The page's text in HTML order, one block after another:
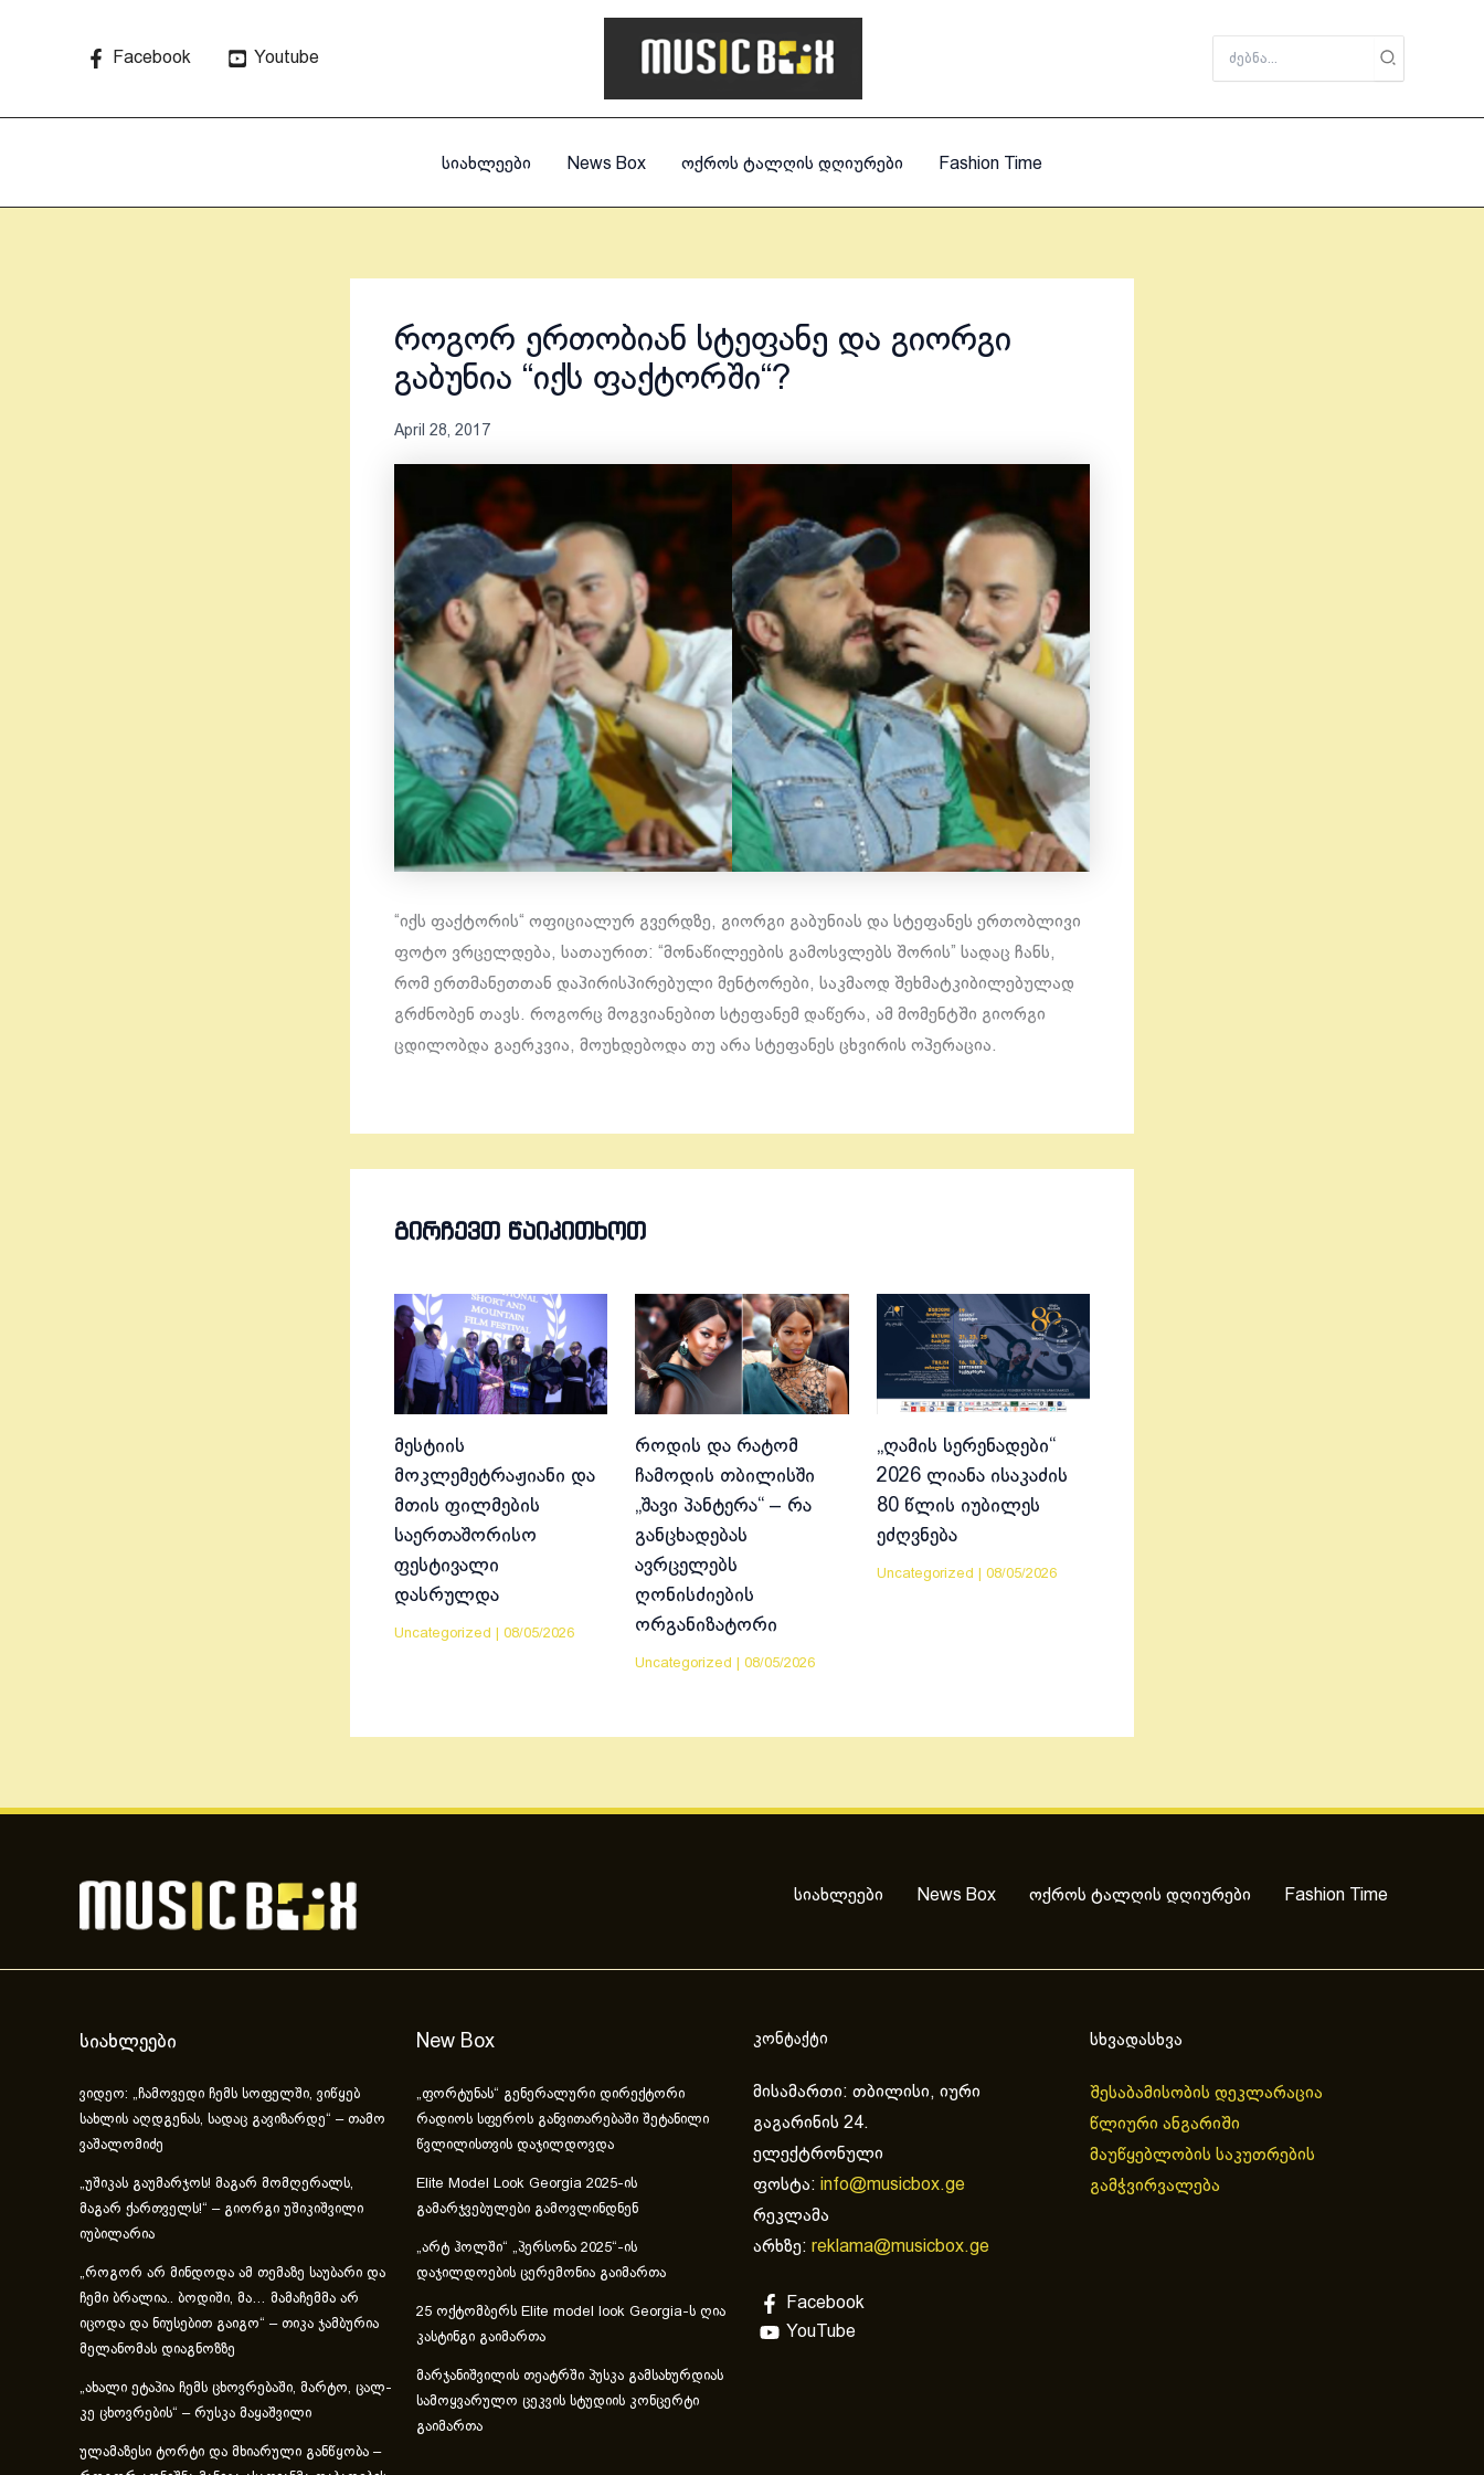
Facebook Youtube
for:
სიახლეები News Box ოქროს ტალღის დღიურები Fashion Time
როგორ ერთობიან სტეფანე და გიორგი
გაბუნია “იქს ფაქტორში“?
April 28, 2017
“იქს ფაქტორის“ ოფიციალურ გვერდზე, გიორგი გაბუნიას და სტეფანეს ერთობლივი
ფოტო ვრცელდება, სათაურით: “მონაწილეების გამოსვლებს შორის” სადაც ჩანს,
რომ ერთმანეთთან დაპირისპირებული მენტორები, საკმაოდ შეხმატკიბილებულად
გრძნობენ თავს. როგორც მოგვიანებით სტეფანემ დაწერა, ამ მომენტში გიორგი
ცდილობდა გაერკვია, მოუხდებოდა თუ არა სტეფანეს ცხვირის ოპერაცია.
ᲒᲘᲠᲩᲔᲕᲗ ᲬᲐᲘᲙᲘᲗᲮᲝᲗ
მესტიის
მოკლემეტრაჟიანი და
მთის ფილმების
საერთაშორისო
ფესტივალი
დასრულდა
Uncategorized 08/05/2026
როდის და რატომ
ჩამოდის თბილისში
„შავი პანტერა“ – რა
განცხადებას
ავრცელებს
ღონისძიების
ორგანიზატორი
Uncategorized |08/05/2026
„ღამის სერენადები“
2026 ლიანა ისაკაძის
80 წლის იუბილეს
ეძღვნება
Uncategorized 08/05/2026
სიახლეები News Box ოქროს ტალღის დღიურები Fashion Time
სიახლეები
ვიდეო: „ჩამოვედი ჩემს სოფელში, ვიწყებ
სახლის აღდგენას, სადაც გავიზარდე“ – თამო
ვაშალომიძე
„უშიკას გაუმარჯოს! მაგარ მომღერალს,
მაგარ ქართველს!“ – გიორგი უშიკიშვილი
იუბილარია
„როგორ არ მინდოდა ამ თემაზე საუბარი და
ჩემი ბრალია.. ბოდიში, მა… მამაჩემმა არ
იცოდა და ნიუსებით გაიგო“ – თიკა ჯამბურია
მელანომას დიაგნოზზე
„ახა­ლი ეტა­პია ჩემს ცხოვ­რე­ბა­ში, მარ­ტო, ცალ­
კე ცხოვ­რე­ბის“ – რუსკა მაყაშვილი
ულამაზესი ტორტი და მხიარული განწყობა –
New Box
„ფორტუნას“ გენერალური დირექტორი
რადიოს სფეროს განვითარებაში შეტანილი
წვლილისთვის დაჯილდოვდა
Elite Model Look Georgia 2025-ის
გამარჯვებულები გამოვლინდნენ
„არტ ჰოლში“ „პერსონა 2025“-ის
დაჯილდოების ცერემონია გაიმართა
25 ოქტომბერს Elite model look Georgia-ს ღია
კასტინგი გაიმართა
მარჯანიშვილის თეატრში პუსკა გამსახურდიას
სამოყვარულო ცეკვის სტუდიის კონცერტი
გაიმართა
კონტაქტი
მისამართი: თბილისი, იური
გაგარინის 24.
ელექტრონული
ფოსტა: info@musicbox.ge
რეკლამა
არხზე: reklama@musicbox.ge
Facebook
YouTube
სხვადასხვა
შესაბამისობის დეკლარაცია
წლიური ანგარიში
მაუწყებლობის საკუთრების
გამჭვირვალება